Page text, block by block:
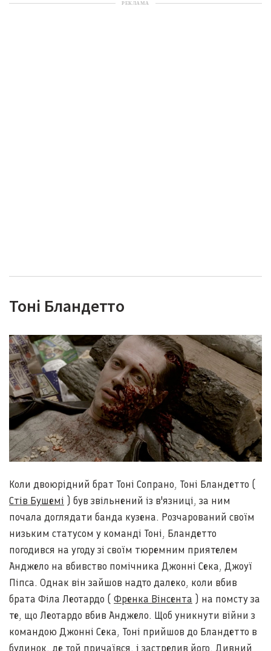
РЕКЛАМА
Тоні Бландетто
Коли двоюрідний брат Тоні Сопрано, Тоні Бландетто (
Стів Бушемі ) був звільнений із в'язниці, за ним
почала доглядати банда кузена. Розчарований своїм
низьким статусом у команді Тоні, Бландетто
погодився на угоду зі своїм тюремним приятелем
Анджело на вбивство помічника Джонні Сека, Джоуї
Піпса. Однак він зайшов надто далеко, коли вбив
брата Філа Леотардо ( Френка Вінсента ) на помсту за
те, що Леотардо вбив Анджело. Щоб уникнути війни з
командою Джонні Сека, Тоні прийшов до Бландетто в
будинок, де той причаївся, і застрелив його. Дивний